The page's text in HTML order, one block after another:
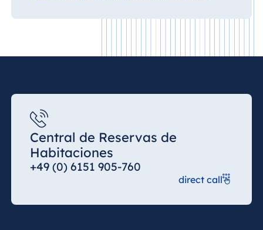
Central de Reservas de
Habitaciones
+49 (0) 6151 905-760
direct call